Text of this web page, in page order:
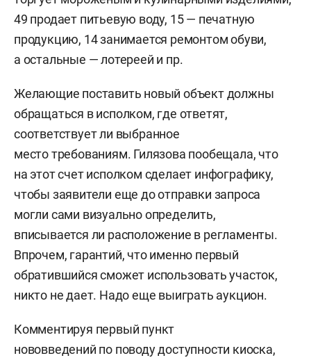
49 продает питьевую воду, 15 — печатную
продукцию, 14 занимается ремонтом обуви,
а остальные — лотереей и пр.
Желающие поставить новый объект должны
обращаться в исполком, где ответят,
соответствует ли выбранное
место требованиям. Гилязова пообещала, что
на этот счет исполком сделает инфографику,
чтобы заявители еще до отправки запроса
могли сами визуально определить,
вписывается ли расположение в регламенты.
Впрочем, гарантий, что именно первый
обратившийся сможет использовать участок,
никто не дает. Надо еще выиграть аукцион.
Комментируя первый пункт
нововведений по поводу доступности киоска,